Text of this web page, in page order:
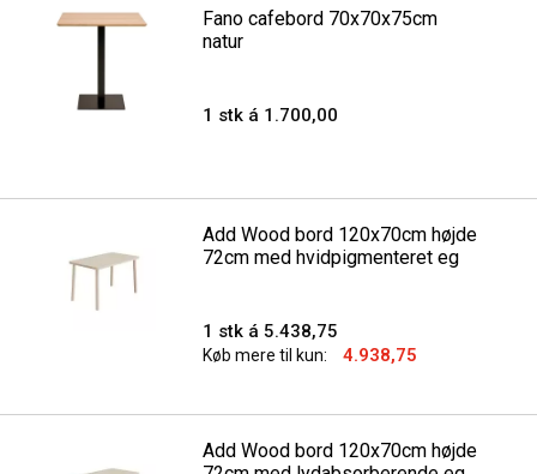
Fano cafebord 70x70x75cm
natur
1 stk á 1.700,00
Add Wood bord 120x70cm højde
72cm med hvidpigmenteret eg
1 stk á 5.438,75
Køb mere til kun: 4.938,75
Add Wood bord 120x70cm højde